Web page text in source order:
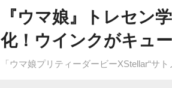
『ウマ娘』トレセン
化！ウインクがキュ
「ウマ娘プリティーダービーXStellar“サ